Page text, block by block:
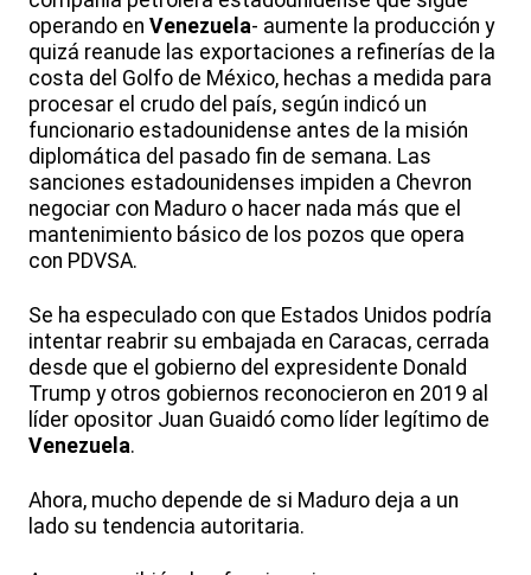
operando en Venezuela- aumente la producción y
quizá reanude las exportaciones a refinerías de la
costa del Golfo de México, hechas a medida para
procesar el crudo del país, según indicó un
funcionario estadounidense antes de la misión
diplomática del pasado fin de semana. Las
sanciones estadounidenses impiden a Chevron
negociar con Maduro o hacer nada más que el
mantenimiento básico de los pozos que opera
con PDVSA.
Se ha especulado con que Estados Unidos podría
intentar reabrir su embajada en Caracas, cerrada
desde que el gobierno del expresidente Donald
Trump y otros gobiernos reconocieron en 2019 al
líder opositor Juan Guaidó como líder legítimo de
Venezuela.
Ahora, mucho depende de si Maduro deja a un
lado su tendencia autoritaria.